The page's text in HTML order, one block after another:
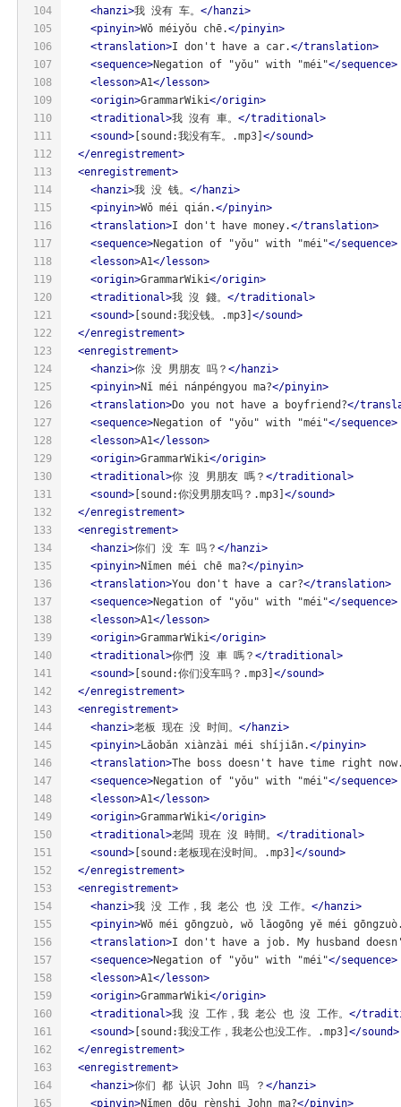
104
105
106
107
108
109
110
111
112
113
114
115
116
117
118
119
120
121
122
123
124
125
126
127
128
129
130
131
132
133
134
135
136
137
138
139
140
141
142
143
144
145
146
147
148
149
150
151
152
153
154
155
156
157
158
159
160
161
162
163
164
165
<hanzi>我 没有 车。 </hanzi>
<pinyin>Wǒ méiyǒu chē.</pinyin>
<translation>I don't have a car.</translation>
<sequence>Negation of "yǒu" with "méi"</sequence>
<lesson>A1</lesson>
<origin>GrammarWiki</origin>
<traditional>我 沒有 車。 </traditional>
<sound> [sound:我没有车。.mp3] </sound>
</enregistrement>
<enregistrement>
<hanzi>我 没 钱。 </hanzi>
<pinyin>Wǒ méi qián.</pinyin>
<translation>I don't have money.</translation>
<sequence>Negation of "yǒu" with "méi"</sequence>
<lesson>A1</lesson>
<origin>GrammarWiki</origin>
<traditional>我 沒 錢。 </traditional>
<sound> [sound:我没钱。.mp3] </sound>
</enregistrement>
<enregistrement>
<hanzi>你 没 男朋友 吗？ </hanzi>
<pinyin>Nǐ méi nánpéngyou ma?</pinyin>
<translation>Do you not have a boyfriend?</
<sequence>Negation of "yǒu" with "méi"</sequence>
<lesson>A1</lesson>
<origin>GrammarWiki</origin>
<traditional>你 沒 男朋友 嗎？ </traditional>
<sound> [sound:你没男朋友吗？.mp3] </sound>
</enregistrement>
<enregistrement>
<hanzi>你们 没 车 吗？ </hanzi>
<pinyin>Nǐmen méi chē ma?</pinyin>
<translation>You don't have a car?</translation>
<sequence>Negation of "yǒu" with "méi"</sequence>
<lesson>A1</lesson>
<origin>GrammarWiki</origin>
<traditional>你們 沒 車 嗎？ </traditional>
<sound> [sound:你们没车吗？.mp3] </sound>
</enregistrement>
<enregistrement>
<hanzi>老板 现在 没 时间。 </hanzi>
<pinyin>Lǎobǎn xiànzài méi shíjiān.</pinyin>
<translation>The boss doesn't have time right
<sequence>Negation of "yǒu" with "méi"</sequence>
<lesson>A1</lesson>
<origin>GrammarWiki</origin>
<traditional>老闆 現在 沒 時間。 </traditional>
<sound> [sound:老板现在没时间。.mp3] </sound>
</enregistrement>
<enregistrement>
<hanzi>我 没 工作，我 老公 也 没 工作。 </hanzi>
<pinyin>Wǒ méi gōngzuò, wǒ lǎogōng yě méi
<translation>I don't have a job. My husband
<sequence>Negation of "yǒu" with "méi"</sequence>
<lesson>A1</lesson>
<origin>GrammarWiki</origin>
<traditional>我 沒 工作，我 老公 也 沒 工作。 </
<sound> [sound:我没工作，我老公也没工作。.mp3] </sound>
</enregistrement>
<enregistrement>
<hanzi>你们 都 认识 John 吗 ？ </hanzi>
<pinyin>Nǐmen dōu rènshi John ma?</pinyin>